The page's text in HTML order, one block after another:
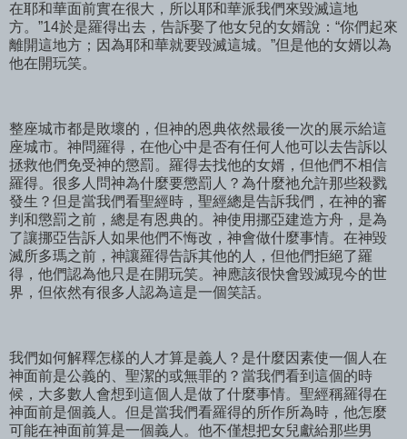
在耶和華面前實在很大，所以耶和華派我們來毀滅這地
方。”14於是羅得出去，告訴娶了他女兒的女婿說：“你們起來
離開這地方；因為耶和華就要毀滅這城。”但是他的女婿以為
他在開玩笑。
整座城市都是敗壞的，但神的恩典依然最後一次的展示給這
座城市。神問羅得，在他心中是否有任何人他可以去告訴以
拯救他們免受神的懲罰。羅得去找他的女婿，但他們不相信
羅得。很多人問神為什麼要懲罰人？為什麼祂允許那些殺戮
發生？但是當我們看聖經時，聖經總是告訴我們，在神的審
判和懲罰之前，總是有恩典的。神使用挪亞建造方舟，是為
了讓挪亞告訴人如果他們不悔改，神會做什麼事情。在神毀
滅所多瑪之前，神讓羅得告訴其他的人，但他們拒絕了羅
得，他們認為他只是在開玩笑。神應該很快會毀滅現今的世
界，但依然有很多人認為這是一個笑話。
我們如何解釋怎樣的人才算是義人？是什麼因素使一個人在
神面前是公義的、聖潔的或無罪的？當我們看到這個的時
候，大多數人會想到這個人是做了什麼事情。聖經稱羅得在
神面前是個義人。但是當我們看羅得的所作所為時，他怎麼
可能在神面前算是一個義人。他不僅想把女兒獻給那些男